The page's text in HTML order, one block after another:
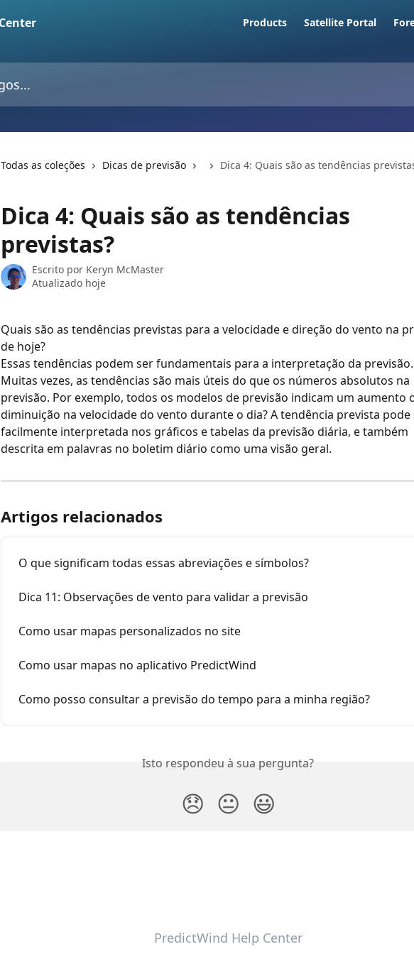
Products Satellite Portal
Todas as coleções Dicas de previsão Dica 4: Quais são as tendências
Dica 4: Quais são as tendências
previstas?
Escrito por Keryn McMaster
Atualizado hoje
Quais são as tendências previstas para a velocidade e direção do vento na
de hoje?
Essas tendências podem ser fundamentais para a interpretação da previsão.
Muitas vezes, as tendências são mais úteis do que os números absolutos na
previsão. Por exemplo, todos os modelos de previsão indicam um aumento
diminuição na velocidade do vento durante o dia? A tendência prevista pode
facilmente interpretada nos gráficos e tabelas da previsão diária, e também
descrita em palavras no boletim diário como uma visão geral.
Artigos relacionados
O que significam todas essas abreviações e símbolos?
Dica 11: Observações de vento para validar a previsão
Como usar mapas personalizados no site
Como usar mapas no aplicativo PredictWind
Como posso consultar a previsão do tempo para a minha região?
Isto respondeu à sua pergunta?
😞 😐 😃
PredictWind Help Center